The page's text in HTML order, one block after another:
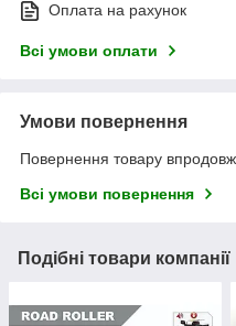
Оплата на рахунок
Всі умови оплати
Умови повернення
Повернення товару
Всі умови повернення
Подібні товари компанії